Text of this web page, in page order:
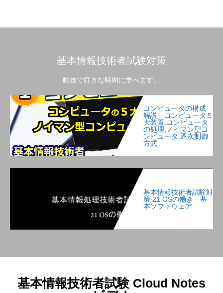
基本情報技術者試験対策
動画で好きな時間に学べます。
コンピュータの構成
解説 コンピュータ５
大装置,コンピュータ
の処理,ノイマン型コ
ンピュータ,逐次制御
方式
基本情報技術者試験対
策 21 OSの働き 基
本ソフトウェア
基本情報技術者試験 Cloud Notes